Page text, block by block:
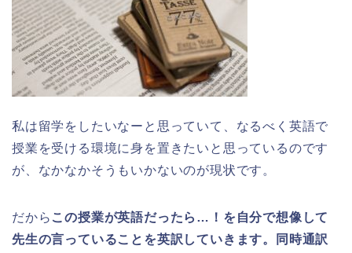
私は留学をしたいなーと思っていて、なるべく英語で
授業を受ける環境に身を置きたいと思っているのです
が、なかなかそうもいかないのが現状です。
だから この授業が英語だったら…！を自分で想像して
先生の言っていることを英訳していきます。同時通訳